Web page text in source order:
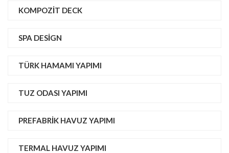
KOMPOZIT DECK
SPA DESIGN
TÜRK HAMAMI YAPIMI
TUZ ODASI YAPIMI
PREFABRIK HAVUZ YAPIMI
TERMAL HAVUZ YAPIMI